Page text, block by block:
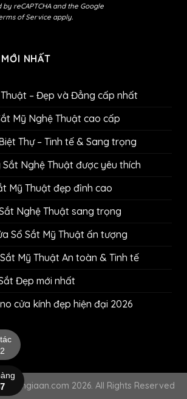
reCAPTCHA and the Google
of Serviceapply.
NHẤT
– Đẹp và Đẳng cấp nhất
Mỹ Nghệ Thuật cao cấp
Thự – Tinh tế & Sang trọng
Sắt Nghệ Thuật được yêu thích
Mỹ Thuật đẹp đỉnh cao
Nghệ Thuật sang trọng
Sổ Sắt Mỹ Thuật ấn tượng
Mỹ Thuật An toàn & Tinh tế
Đẹp mới nhất
cửa kính đẹp hiện đại 2026
2026. All Rights Reserved